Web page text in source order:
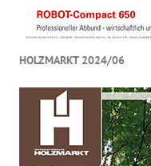
HOLZMARKT 2024/06